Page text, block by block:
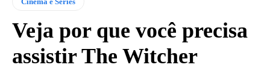
Veja por que você precisa
assistir The Witcher